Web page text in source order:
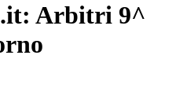
Arbitri 9^